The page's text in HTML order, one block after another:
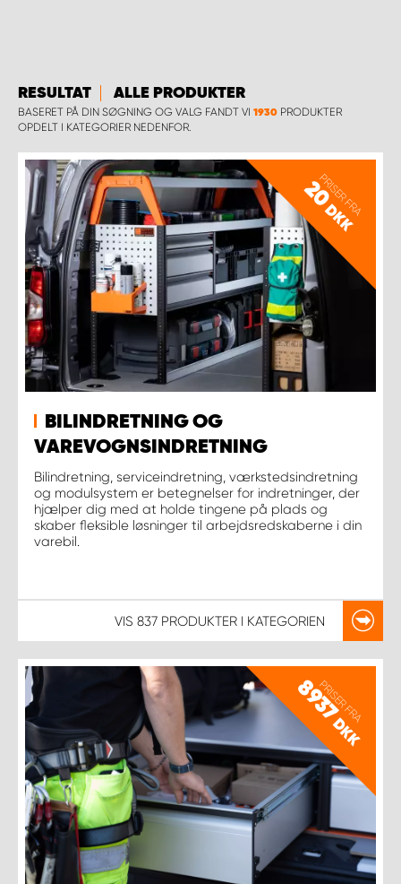
RESULTAT ALLE PRODUKTER
BASERET PÅ DIN SØGNING OG VALG FANDT VI 1930 PRODUKTER
OPDELT I KATEGORIER NEDENFOR.
PRISER FRA
20
DKK
BILINDRETNING OG
VAREVOGNSINDRETNING
Bilindretning, serviceindretning, værkstedsindretning
og modulsystem er betegnelser for indretninger, der
hjælper dig med at holde tingene på plads og
skaber fleksible løsninger til arbejdsredskaberne i din
varebil.
VIS 837 PRODUKTER I KATEGORIEN
PRISER FRA
8937
DKK